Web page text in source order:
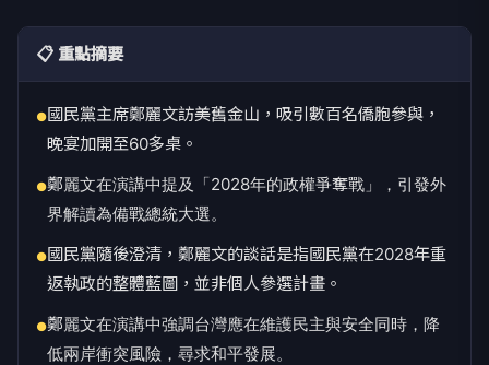
📋 重點摘要
●國民黨主席鄭麗文訪美舊金山，吸引數百名僑胞參與，
晚宴加開至60多桌。
●鄭麗文在演講中提及「2028年的政權爭奪戰」，引發外
界解讀為備戰總統大選。
●國民黨隨後澄清，鄭麗文的談話是指國民黨在2028年重
返執政的整體藍圖，並非個人參選計畫。
●鄭麗文在演講中強調台灣應在維護民主與安全同時，降
低兩岸衝突風險，尋求和平發展。